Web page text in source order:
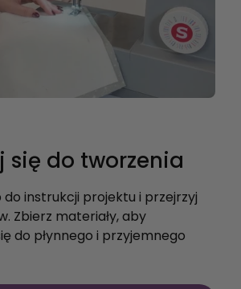
się do tworzenia
do instrukcji projektu i przejrzyj
Zbierz materiały, aby
do płynnego i przyjemnego